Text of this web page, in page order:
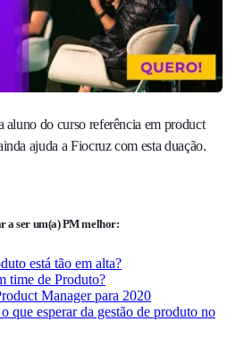
aluno do curso referência em product
ajuda a Fiocruz com esta duação.
a ser um(a) PM melhor:
está tão em alta?
time de Produto?
Manager para 2020
que esperar da gestão de produto no